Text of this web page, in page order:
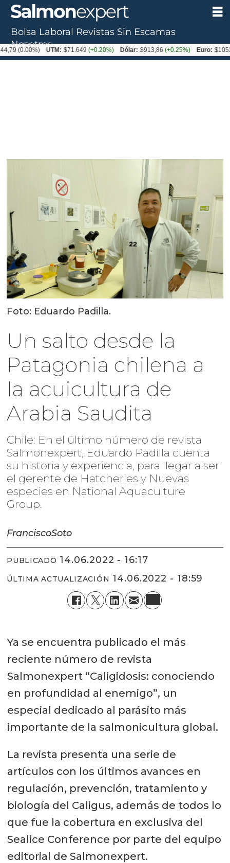
Foto: Eduardo Padilla.
Un salto desde la
Patagonia chilena a
la acuicultura de
Arabia Saudita
Chile: En el último número de revista
Salmonexpert, Eduardo Padilla cuenta
su historia y experiencia, para llegar a ser
el gerente de Hatcheries y Nuevas
especies en National Aquaculture
Group.
FranciscoSoto
PUBLICADO 14.06.2022 - 16:17
ÚLTIMA ACTUALIZACIÓN 14.06.2022 - 18:59
Ya se encuentra publicado el más
reciente número de revista
Salmonexpert “Caligidosis: conociendo
en profundidad al enemigo”, un
especial dedicado al parásito más
importante de la salmonicultura global.
La revista presenta una serie de
artículos con los últimos avances en
regulación, prevención, tratamiento y
biología del Caligus, además de todos lo
que fue la cobertura en exclusiva del
Sealice Conference por parte del equipo
editorial de Salmonexpert.
Bolsa Laboral Revistas Sin Escamas
Nosotros
UTM: $71.649(+0.20%) Dólar: $913,86(+0.25%) Euro: $1053,08(-